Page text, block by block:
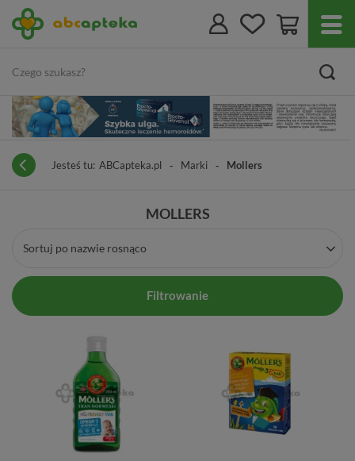
Jesteś tu: ABCapteka.pl Marki Mollers
MOLLERS
Sortuj po nazwie rosnąco
Filtrowanie